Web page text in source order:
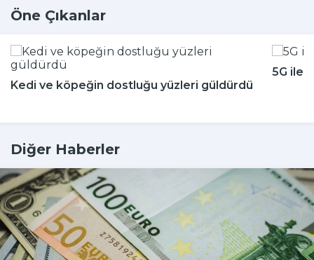
Öne Çıkanlar
Kedi ve köpeğin dostluğu yüzleri güldürdü
5G ile
Diğer Haberler